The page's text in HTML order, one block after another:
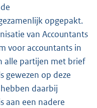
opgepakt.
van Accountants
voor accountants in
alle partijen met brief
gewezen op deze
daarbij
aan een nadere